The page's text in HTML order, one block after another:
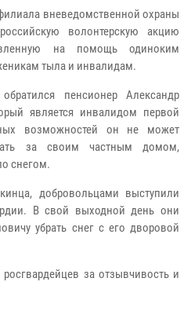
вневедомственной охраны
волонтерскую акцию
на помощь одиноким
тыла и инвалидам.
пенсионер Александр
является инвалидом первой
возможностей он не может
за своим частным домом,
снегом.
добровольцами выступили
В свой выходной день они
убрать снег с его дворовой
за отзывчивость и